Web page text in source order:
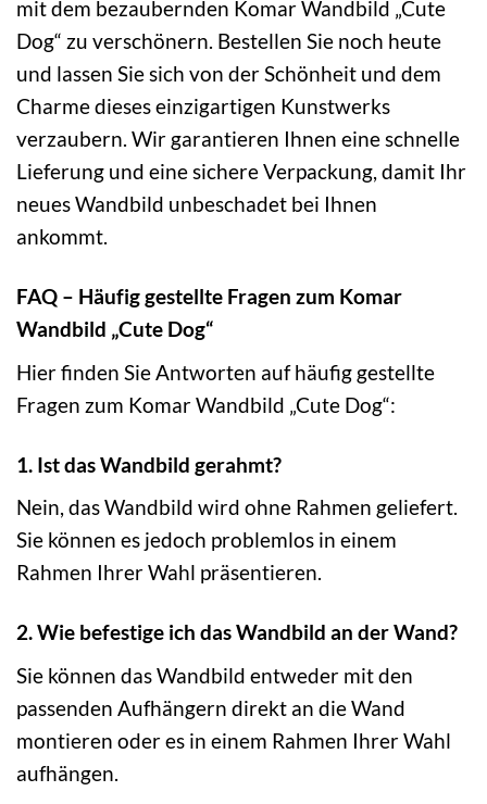
mit dem bezaubernden Komar Wandbild „Cute
Dog“ zu verschönern. Bestellen Sie noch heute
und lassen Sie sich von der Schönheit und dem
Charme dieses einzigartigen Kunstwerks
verzaubern. Wir garantieren Ihnen eine schnelle
Lieferung und eine sichere Verpackung, damit Ihr
neues Wandbild unbeschadet bei Ihnen
ankommt.
FAQ – Häufig gestellte Fragen zum Komar
Wandbild „Cute Dog“
Hier finden Sie Antworten auf häufig gestellte
Fragen zum Komar Wandbild „Cute Dog“:
1. Ist das Wandbild gerahmt?
Nein, das Wandbild wird ohne Rahmen geliefert.
Sie können es jedoch problemlos in einem
Rahmen Ihrer Wahl präsentieren.
2. Wie befestige ich das Wandbild an der Wand?
Sie können das Wandbild entweder mit den
passenden Aufhängern direkt an die Wand
montieren oder es in einem Rahmen Ihrer Wahl
aufhängen.